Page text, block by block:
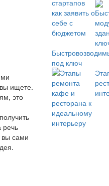
ищете.
это
речь
вы сами
под ключ